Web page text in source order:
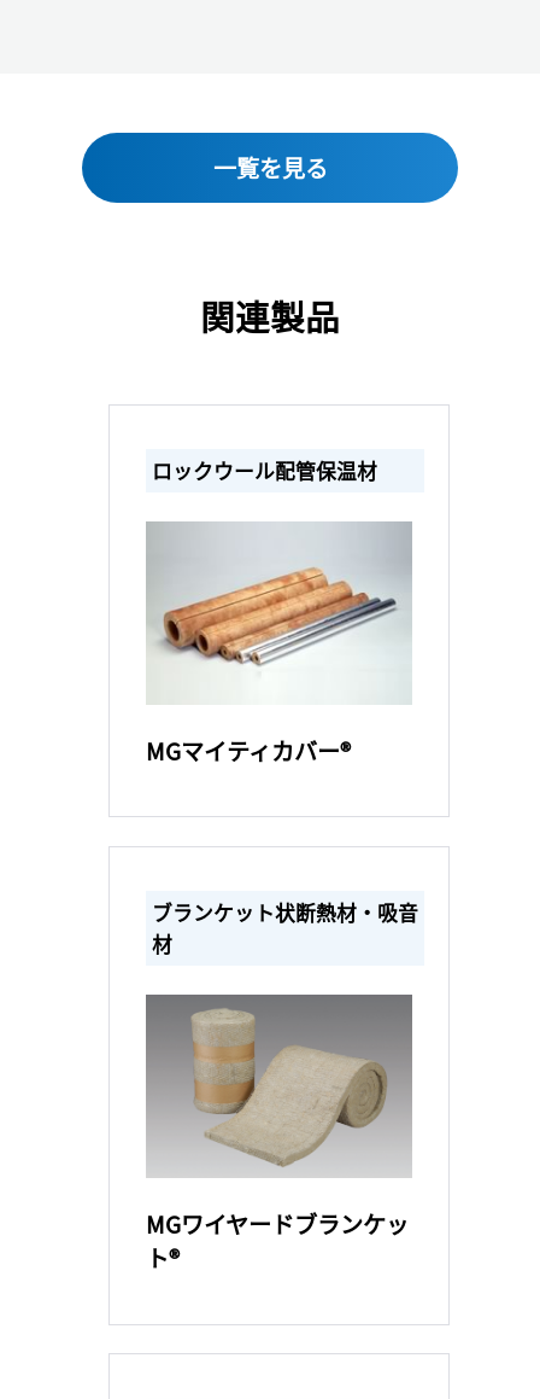
一覧を見る
関連製品
ロックウール配管保温材
MGマイティカバー®
ブランケット状断熱材・吸音
材
MGワイヤードブランケッ
ト®